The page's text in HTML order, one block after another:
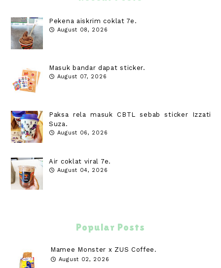
Pekena aiskrim coklat 7e.
August 08, 2026
Masuk bandar dapat sticker.
August 07, 2026
Paksa rela masuk CBTL sebab sticker Izzati
Suza.
August 06, 2026
Air coklat viral 7e.
August 04, 2026
Popular Posts
Mamee Monster x ZUS Coffee.
August 02, 2026